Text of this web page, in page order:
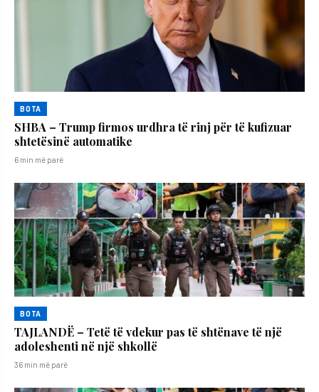
BOTA
SHBA – Trump firmos urdhra të rinj për të kufizuar
shtetësinë automatike
6 min më parë
BOTA
TAJLANDË – Tetë të vdekur pas të shtënave të një
adoleshenti në një shkollë
36 min më parë